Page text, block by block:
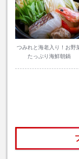
つみれと海老入り！お野
たっぷり海鮮朝鍋